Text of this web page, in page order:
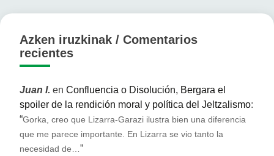
Azken iruzkinak / Comentarios
recientes
Juan I. en Confluencia o Disolución, Bergara el
spoiler de la rendición moral y política del Jeltzalismo:
“Gorka, creo que Lizarra-Garazi ilustra bien una diferencia
que me parece importante. En Lizarra se vio tanto la
necesidad de… ”